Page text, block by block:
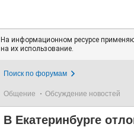
На информационном ресурсе
на их использование.
Поиск по форумам
Общение Обсуждение новостей
В Екатеринбурге